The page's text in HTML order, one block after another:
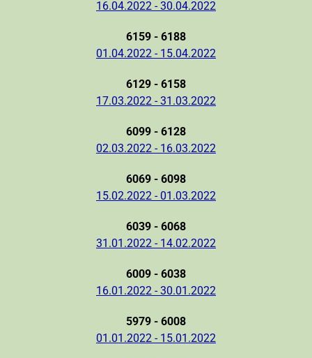
16.04.2022 - 30.04.2022
6159 - 6188
01.04.2022 - 15.04.2022
6129 - 6158
17.03.2022 - 31.03.2022
6099 - 6128
02.03.2022 - 16.03.2022
6069 - 6098
15.02.2022 - 01.03.2022
6039 - 6068
31.01.2022 - 14.02.2022
6009 - 6038
16.01.2022 - 30.01.2022
5979 - 6008
01.01.2022 - 15.01.2022